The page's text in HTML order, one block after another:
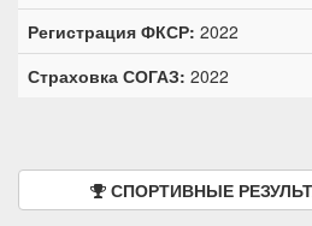
Регистрация ФКСР: 2022
Страховка СОГАЗ: 2022
СПОРТИВНЫЕ